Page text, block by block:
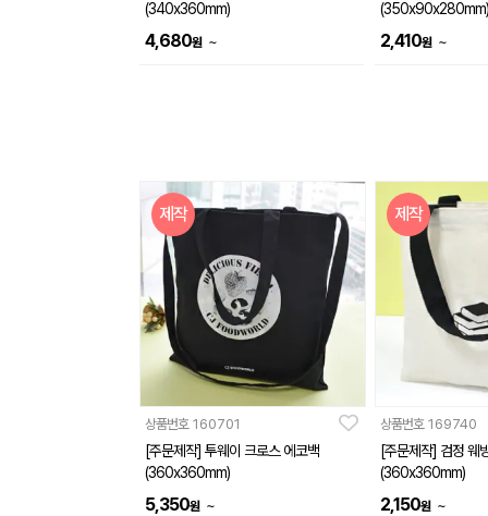
(340x360mm)
4,680원 ~
(350x90x280mm)
2,410원 ~
제작
상품번호 160701
[주문제작] 투웨이 크로스 에코백
(360x360mm)
5,350원 ~
제작
상품번호 169740
[주문제작] 검정 웨
(360x360mm)
2,150원 ~